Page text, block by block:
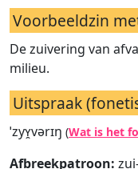
Voorbeeldzin
De zuivering van
milieu.
Uitspraak
ˈzyʏ̯vərɪŋ (Wat is het
Afbreekpatroon: